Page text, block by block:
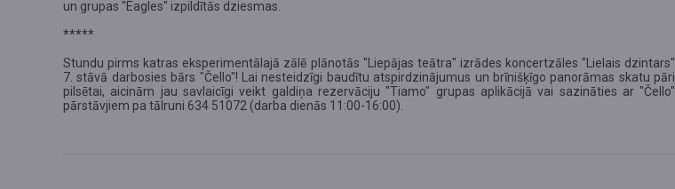
un grupas "Eagles" izpildītās dziesmas.
*****
Stundu pirms katras eksperimentālajā zālē plānotās "Liepājas teātra" izrādes koncertzāles "Lielais dzintars"
7. stāvā darbosies bārs "Čello"! Lai nesteidzīgi baudītu atspirdzinājumus un brīnišķīgo panorāmas skatu pāri
pilsētai, aicinām jau savlaicīgi veikt galdiņa rezervāciju "Tiamo" grupas aplikācijā vai sazināties ar "Čello"
pārstāvjiem pa tālruni 634 51072 (darba dienās 11:00-16:00).